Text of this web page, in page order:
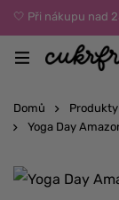
🤍 Při nákupu nad
UPOZORNĚNÍ:
BOXů umístěných
Domů Produkty
Yoga Day